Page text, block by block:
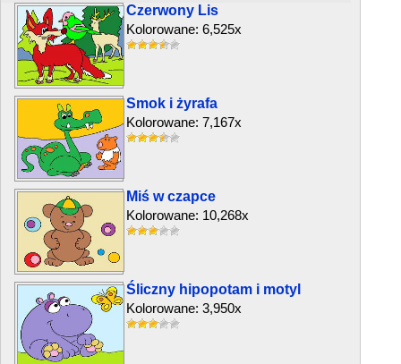
Czerwony Lis
Kolorowane: 6,525x
Smok i żyrafa
Kolorowane: 7,167x
Miś w czapce
Kolorowane: 10,268x
Śliczny hipopotam i motyl
Kolorowane: 3,950x